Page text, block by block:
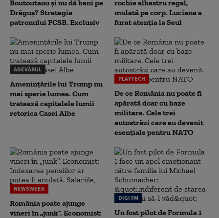
Boutoutaou și nu dă bani pe
Drăguș? Strategia
patronului FCSB. Exclusiv
rochie albastru regal,
mulată pe corp. Luciana a
furat atenția la Seul
ADEVĂRUL
Amenințările lui Trump nu
mai sperie lumea. Cum
tratează capitalele lumii
retorica Casei Albe
PLAYTECH
De ce România nu poate fi
apărată doar cu baze
militare. Cele trei
autostrăzi care au devenit
esențiale pentru NATO
NEWSWEEK
România poate ajunge
vineri în „junk”. Economist:
DIGI FM
Un fost pilot de Formula 1